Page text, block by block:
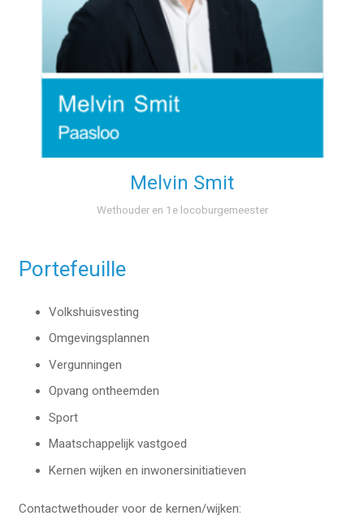
Melvin Smit
Wethouder en 1e locoburgemeester
Portefeuille
Volkshuisvesting
Omgevingsplannen
Vergunningen
Opvang ontheemden
Sport
Maatschappelijk vastgoed
Kernen wijken en inwonersinitiatieven
Contactwethouder voor de kernen/wijken: